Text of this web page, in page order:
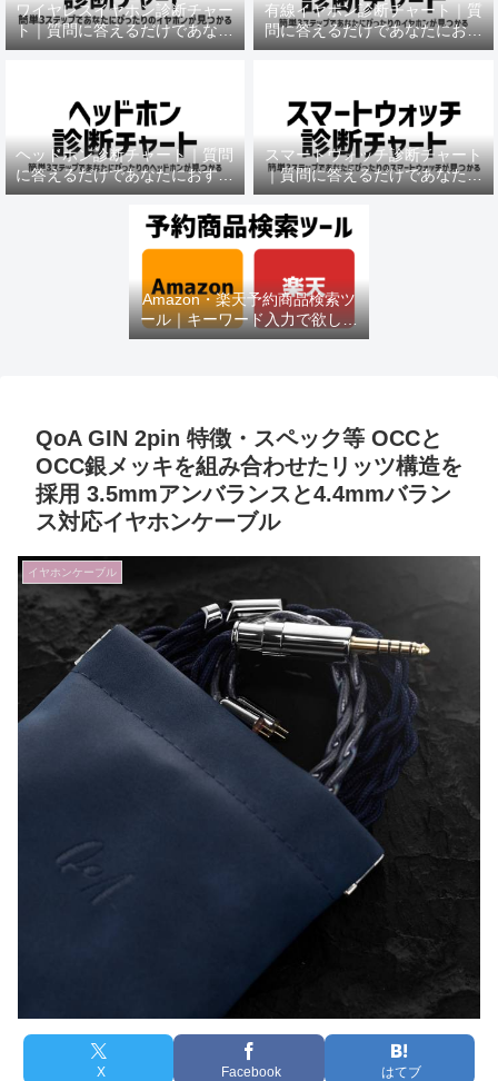
ワイヤレスイヤホン診断チャー
ト｜質問に答えるだけであなた
におすすめの機種がわかる
有線イヤホン診断チャート｜質
問に答えるだけであなたにおす
すめの機種がわかる
ヘッドホン診断チャート｜質問
に答えるだけであなたにおすす
めの機種がわかる
スマートウォッチ診断チャート
｜質問に答えるだけであなたに
おすすめの機種がわかる
Amazon・楽天予約商品検索ツ
ール｜キーワード入力で欲しい
商品を即チェック
QoA GIN 2pin 特徴・スペック等 OCCと
OCC銀メッキを組み合わせたリッツ構造を
採用 3.5mmアンバランスと4.4mmバラン
ス対応イヤホンケーブル
イヤホンケーブル
X Facebook はてブ